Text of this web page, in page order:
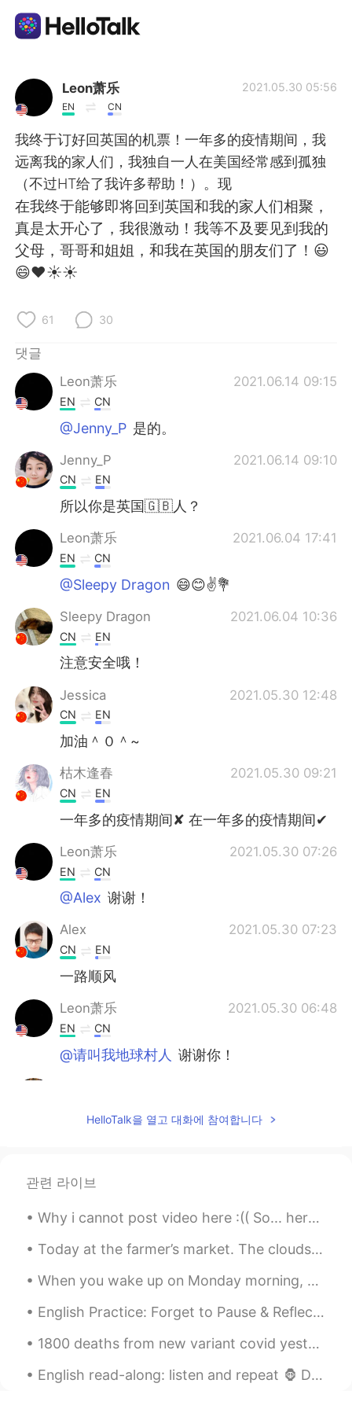
언어 교환 앱
AI Grammar Checker
한국어
English 简体中文
繁體中文
العربية
Deutsch
Русский
Indonesia Italiano
Türkçe
Português
Leon萧乐
EN CN
2021.05.30 05:56
我终于订好回英国的机票！一年多的疫情期间，我
远离我的家人们，我独自一人在美国经常感到孤独
（不过HT给了我许多帮助！）。现
在我终于能够即将回到英国和我的家人们相聚，
真是太开心了，我很激动！我等不及要见到我的
父母，哥哥和姐姐，和我在英国的朋友们了！😃
😄❤☀☀
61 30
댓글
Leon萧乐
2021.06.14 09:15
EN CN
@Jenny_P 是的。
Jenny_P 2021.06.14 09:10
CN EN
所以你是英国🇬🇧人？
Leon萧乐 2021.06.04 17:41
EN CN
@Sleepy Dragon 😄😊✌💐
Sleepy Dragon 2021.06.04 10:36
CN EN
注意安全哦！
Jessica 2021.05.30 12:48
CN EN
加油＾０＾~
枯木逢春 2021.05.30 09:21
CN EN
一年多的疫情期间✘ 在一年多的疫情期间✔
Leon萧乐 2021.05.30 07:26
EN CN
@Alex 谢谢！
Alex 2021.05.30 07:23
CN EN
一路顺风
Leon萧乐 2021.05.30 06:48
EN CN
@请叫我地球村人 谢谢你！
EN CN
@komaru 谢谢！
komaru 2021.05.30 06:24
@Leon萧乐不用谢！祝你一路顺风！
Leon萧乐 2021.05.30 06:24
EN CN
@komaru 哇！谢谢你的修改和解释！
HelloTalk을 열고 대화에 참여합니다
관련 라이브
Why i cannot post video here :(( So... here’s an audio of me playing keyboard and a pic lol Anyo...
Today at the farmer’s market. The clouds were so gorgeous. I couldn’t help but snap a quick photo...
When you wake up on Monday morning, you should feel happy, inspired, and motivated to make the be...
English Practice: Forget to Pause & Reflect Description: Listen to the Audio Task: Tell me ab...
1800 deaths from new variant covid yesterday, and 1600 the day before. Numbers are increasing; an...
English read-along: listen and repeat 🦍 Did you know that humans aren't the only species that u...